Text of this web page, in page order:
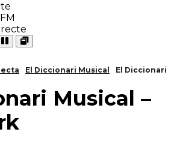
ReproduirOpen
El Diccionari Musical
El Diccionari
Musical –